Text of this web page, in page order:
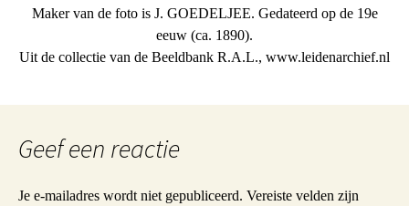
Maker van de foto is J. GOEDELJEE. Gedateerd op de 19e
eeuw (ca. 1890).
Uit de collectie van de Beeldbank R.A.L., www.leidenarchief.nl
Geef een reactie
Je e-mailadres wordt niet gepubliceerd. Vereiste velden zijn